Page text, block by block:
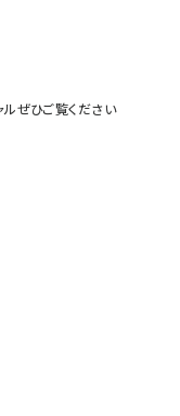
ぜひご覧ください